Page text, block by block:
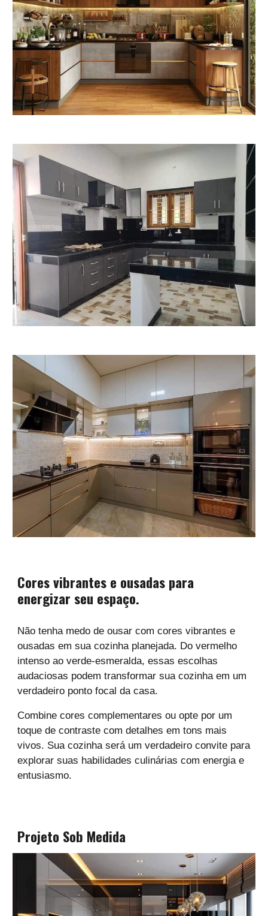
Cores vibrantes e ousadas para
energizar seu espaço.
Não tenha medo de ousar com cores vibrantes e
ousadas em sua cozinha planejada. Do vermelho
intenso ao verde-esmeralda, essas escolhas
audaciosas podem transformar sua cozinha em um
verdadeiro ponto focal da casa.
Combine cores complementares ou opte por um
toque de contraste com detalhes em tons mais
vivos. Sua cozinha será um verdadeiro convite para
explorar suas habilidades culinárias com energia e
entusiasmo.
Projeto Sob Medida